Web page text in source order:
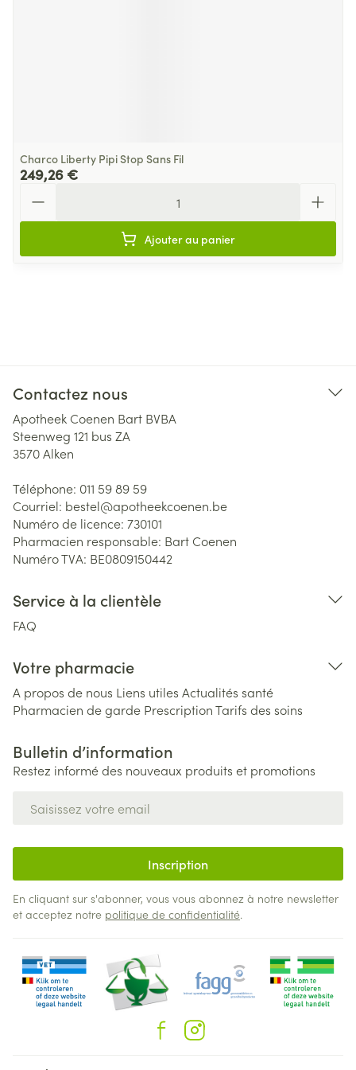
Charco Liberty Pipi Stop Sans Fil
249,26 €
Ajouter au panier
Contactez nous
Apotheek Coenen Bart BVBA
Steenweg 121 bus ZA
3570Alken
Téléphone: 011 59 89 59
Courriel: bestel@apotheekcoenen.be
Numéro de licence: 730101
Pharmacien responsable: Bart Coenen
Numéro TVA: BE0809150442
Service à la clientèle
FAQ
Votre pharmacie
A propos de nous Liens utiles Actualités santé
Pharmacien de garde PrescriptionTarifs des soins
Bulletin d’information
Restez informé des nouveaux produits et promotions
Inscription
En cliquant sur s'abonner, vous vous abonnez à notre newsletter
et acceptez notre politique de confidentialité.